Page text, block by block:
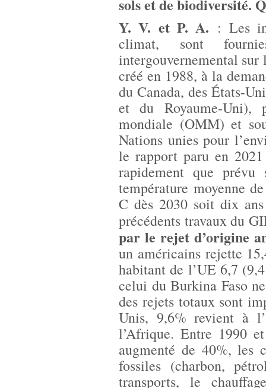
sols et de biodiversité.
Y. V. et P. A. : Les
climat, sont
intergouvernemental
créé en 1988, à la
du Canada, des États-
et du Royaume-Uni),
mondiale (OMM) et
Nations unies pour
le rapport paru en
rapidement que
température moyenne
C dès 2030 soit dix
précédents travaux du
par le rejet d’origine
un américains rejette
habitant de l’UE 6,7
celui du Burkina Faso
des rejets totaux sont
Unis, 9,6% revient à
l’Afrique. Entre 1990
augmenté de 40%, les
fossiles (charbon,
transports, le